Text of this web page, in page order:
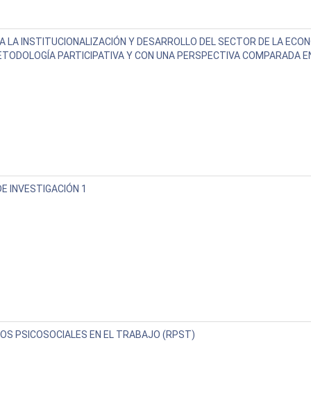
LA INSTITUCIONALIZACIÓN Y DESARROLLO DEL SECTOR DE LA
PARTICIPATIVA Y CON UNA PERSPECTIVA COMPARADA
INVESTIGACIÓN 1
PSICOSOCIALES EN EL TRABAJO (RPST)